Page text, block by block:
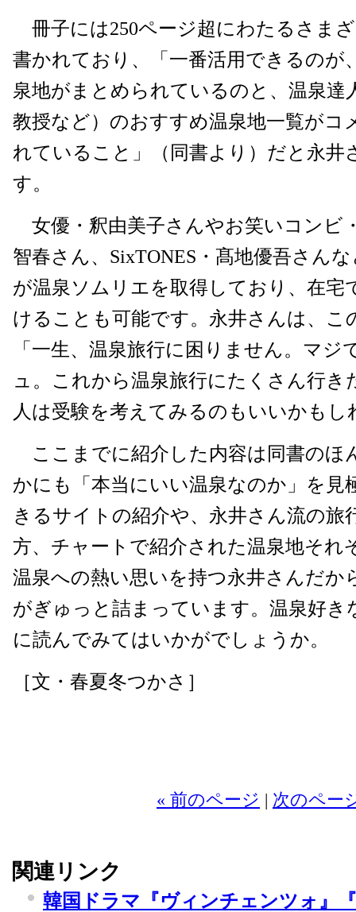
冊子には250ページ超にわたるさま
書かれており、「一番活用できるのが
泉地がまとめられているのと、温泉達
教授など）のおすすめ温泉地一覧がコ
れていること」（同書より）だと永井
す。
女優・釈由美子さんやお笑いコンビ
智春さん、SixTONES・髙地優吾さん
が温泉ソムリエを取得しており、在宅
けることも可能です。永井さんは、こ
「一生、温泉旅行に困りません。マジ
ュ。これから温泉旅行にたくさん行き
人は受験を考えてみるのもいいかもし
ここまでに紹介した内容は同書のほ
かにも「本当にいい温泉なのか」を見
きるサイトの紹介や、永井さん流の旅
方、チャートで紹介された温泉地それ
温泉への熱い思いを持つ永井さんだか
がぎゅっと詰まっています。温泉好き
に読んでみてはいかがでしょうか。
［文・春夏冬つかさ］
« 前のページ | 次のペー
関連リンク
韓国ドラマ『ヴィンチェンツォ』